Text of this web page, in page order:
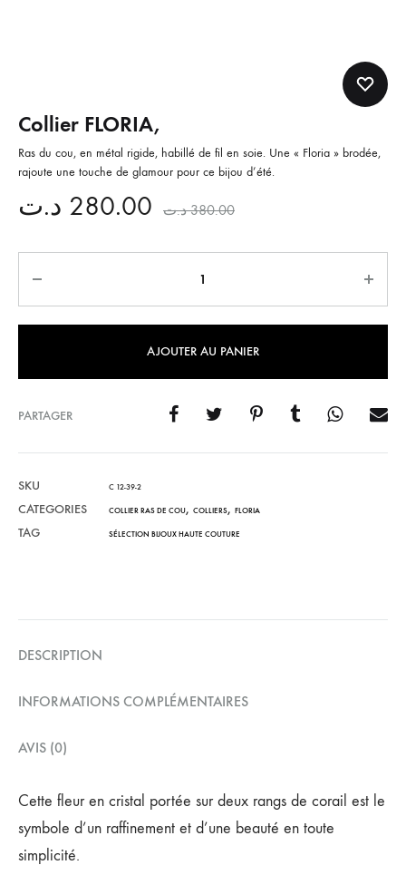
Collier FLORIA,
Ras du cou, en métal rigide, habillé de fil en soie. Une « Floria » brodée,
rajoute une touche de glamour pour ce bijou d’été.
280.00 د.ت 380.00 د.ت
AJOUTER AU PANIER
PARTAGER
SKU C 12-39-2
CATEGORIES COLLIER RAS DE COU, COLLIERS, FLORIA
TAG SÉLECTION BIJOUX HAUTE COUTURE
DESCRIPTION
INFORMATIONS COMPLÉMENTAIRES
AVIS (0)
Cette fleur en cristal portée sur deux rangs de corail est le
symbole d’un raffinement et d’une beauté en toute
simplicité.